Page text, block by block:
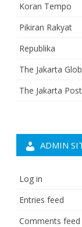
Koran Tempo
Pikiran Rakyat
Republika
The Jakarta
The Jakarta Post
ADMIN
Log in
Entries feed
Comments feed